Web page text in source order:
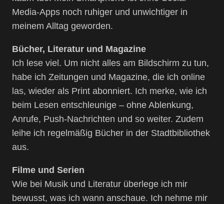
Media-Apps noch ruhiger und unwichtiger in
meinem Alltag geworden.
Bücher, Literatur und Magazine
Ich lese viel. Um nicht alles am Bildschirm zu tun,
habe ich Zeitungen und Magazine, die ich online
las, wieder als Print abonniert. Ich merke, wie ich
beim Lesen entschleunige – ohne Ablenkung,
Anrufe, Push-Nachrichten und so weiter. Zudem
leihe ich regelmäßig Bücher in der Stadtbibliothek
aus.
Filme und Serien
Wie bei Musik und Literatur überlege ich mir
bewusst, was ich wann anschaue. Ich nehme mir